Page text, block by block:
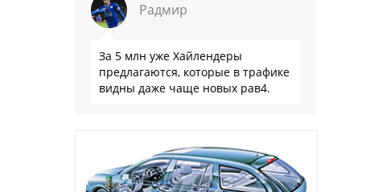
Радмир
За 5 млн уже Хайлендеры
предлагаются, которые в трафике
видны даже чаще новых рав4.